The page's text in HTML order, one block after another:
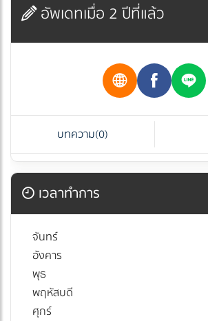
อัพเดทเมื่อ 2 ปีที่แล้ว
บทความ(0)
เวลาทำการ
จันทร์
อังคาร
พุธ
พฤหัสบดี
ศุกร์